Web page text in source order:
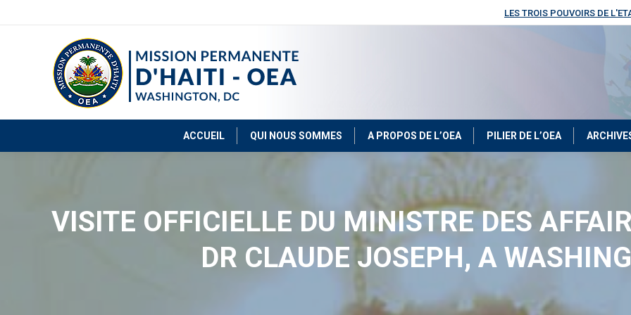
LES TROIS POUVOIRS DE
ACCUEIL QUI NOUS SOMMES A PROPOS DE L’OEA PILIER DE L’OEA
VISITE OFFICIELLE DU MINISTRE DES
DR CLAUDE JOSEPH, A